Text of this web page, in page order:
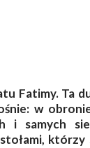
Fatimy. Ta
w
i samych
którzy